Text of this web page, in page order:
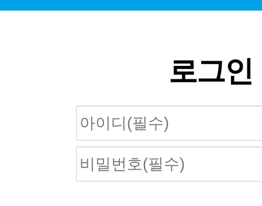
로그인